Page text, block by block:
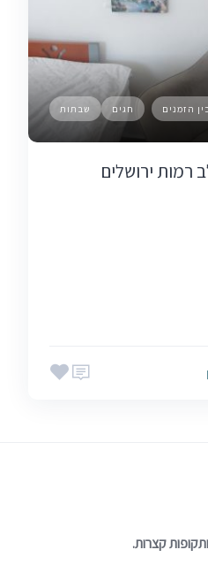
הזמנים חגים שבתות
רמות ירושלים
קצרות.